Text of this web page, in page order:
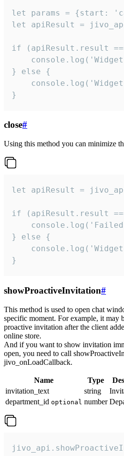
let params = {start:
let apiResult =
if (apiResult.result
} else {
}
close#
Using this method you can minimize
let apiResult =
if (apiResult.result
} else {
}
showProactiveInvitation#
This method is used to open chat
specific moment. For example, it may
proactive invitation after the client
online store.
And if you want to show invitation
open, you need to call
jivo_onLoadCallback.
Name Type
invitation_text
string
department_id optional number